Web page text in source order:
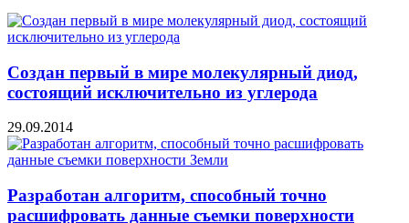
Создан первый в мире молекулярный диод,
состоящий исключительно из углерода
29.09.2014
Разработан алгоритм, способный точно
расшифровать данные съемки поверхности